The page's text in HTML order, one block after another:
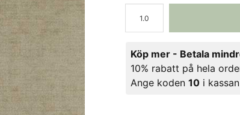
Köp mer - Betala
10% rabatt på hela
Ange koden10 i kassan